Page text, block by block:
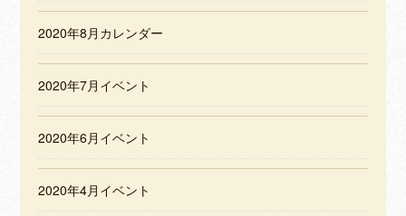
2020年8月カレンダー
2020年7月イベント
2020年6月イベント
2020年4月イベント